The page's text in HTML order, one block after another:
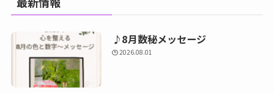
♪8月数秘メッセージ
2026.08.01